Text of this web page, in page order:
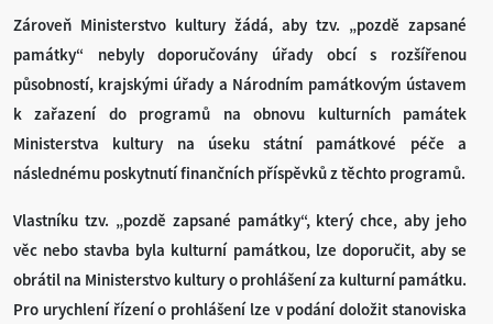
Zároveň Ministerstvo kultury žádá, aby tzv. „pozdě zapsané
památky“ nebyly doporučovány úřady obcí s rozšířenou
působností, krajskými úřady a Národním památkovým ústavem
k zařazení do programů na obnovu kulturních památek
Ministerstva kultury na úseku státní památkové péče a
následnému poskytnutí finančních příspěvků z těchto programů.
Vlastníku tzv. „pozdě zapsané památky“, který chce, aby jeho
věc nebo stavba byla kulturní památkou, lze doporučit, aby se
obrátil na Ministerstvo kultury o prohlášení za kulturní památku.
Pro urychlení řízení o prohlášení lze v podání doložit stanoviska